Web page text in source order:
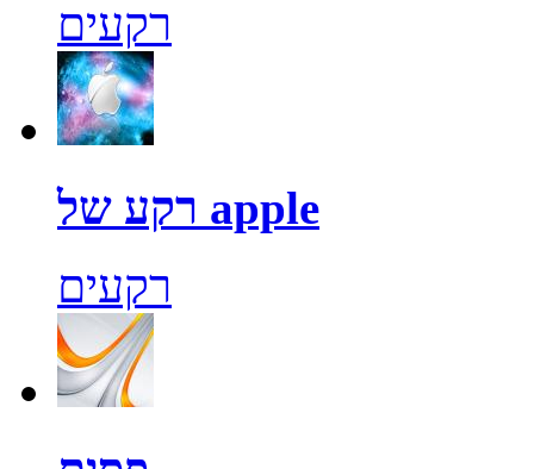
רקעים
רקע של apple
רקעים